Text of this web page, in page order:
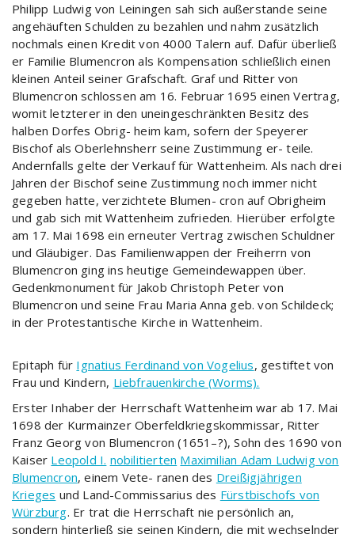
Philipp Ludwig von Leiningen sah sich außerstande seine
angehäuften Schulden zu bezahlen und nahm zusätzlich
nochmals einen Kredit von 4000 Talern auf. Dafür überließ
er Familie Blumencron als Kompensation schließlich einen
kleinen Anteil seiner Grafschaft. Graf und Ritter von
Blumencron schlossen am 16. Februar 1695 einen Vertrag,
womit letzterer in den uneingeschränkten Besitz des
halben Dorfes Obrig- heim kam, sofern der Speyerer
Bischof als Oberlehnsherr seine Zustimmung er- teile.
Andernfalls gelte der Verkauf für Wattenheim. Als nach drei
Jahren der Bischof seine Zustimmung noch immer nicht
gegeben hatte, verzichtete Blumen- cron auf Obrigheim
und gab sich mit Wattenheim zufrieden. Hierüber erfolgte
am 17. Mai 1698 ein erneuter Vertrag zwischen Schuldner
und Gläubiger. Das Familienwappen der Freiherrn von
Blumencron ging ins heutige Gemeindewappen über.
Gedenkmonument für Jakob Christoph Peter von
Blumencron und seine Frau Maria Anna geb. von Schildeck;
in der Protestantische Kirche in Wattenheim.
Epitaph für Ignatius Ferdinand von Vogelius, gestiftet von
Frau und Kindern, Liebfrauenkirche (Worms).
Erster Inhaber der Herrschaft Wattenheim war ab 17. Mai
1698 der Kurmainzer Oberfeldkriegskommissar, Ritter
Franz Georg von Blumencron (1651–?), Sohn des 1690 von
Kaiser Leopold I. nobilitierten Maximilian Adam Ludwig von
Blumencron, einem Vete- ranen des Dreißigjährigen
Krieges und Land-Commissarius des Fürstbischofs von
Würzburg. Er trat die Herrschaft nie persönlich an,
sondern hinterließ sie seinen Kindern, die mit wechselnder